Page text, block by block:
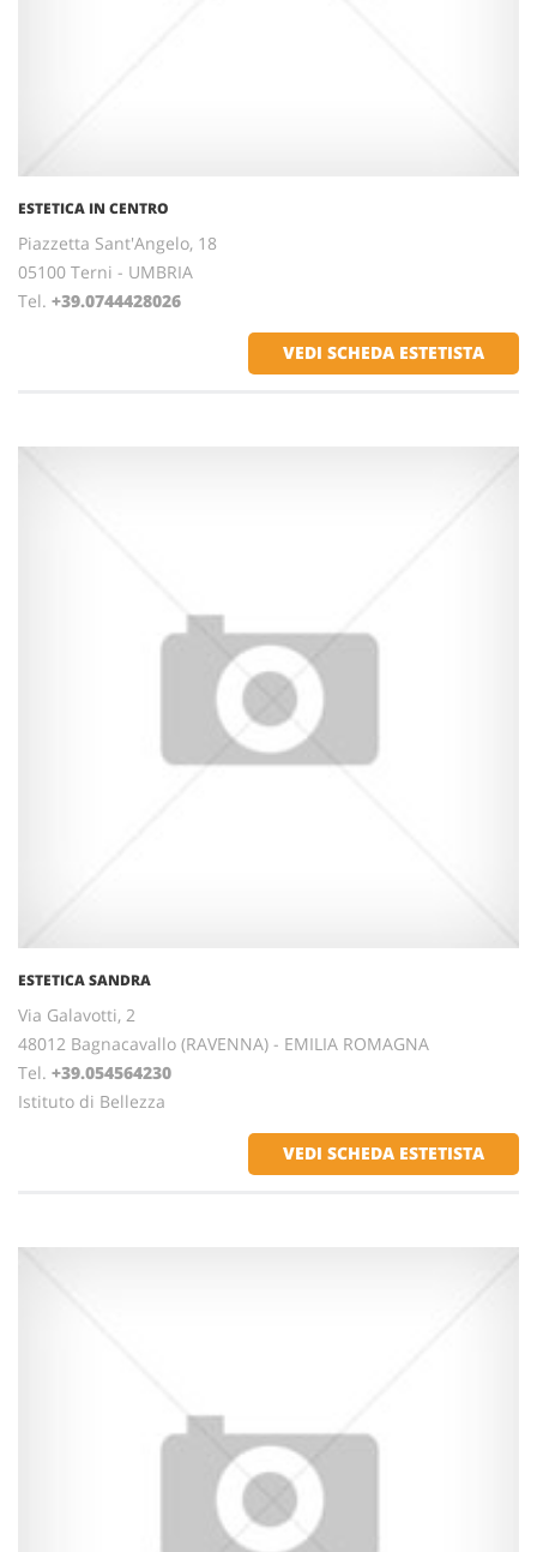
ESTETICA IN CENTRO
Piazzetta Sant'Angelo, 18
05100 Terni - UMBRIA
Tel. +39.0744428026
VEDI SCHEDA ESTETISTA
ESTETICA SANDRA
Via Galavotti, 2
48012 Bagnacavallo (RAVENNA) - EMILIA ROMAGNA
Tel. +39.054564230
Istituto di Bellezza
VEDI SCHEDA ESTETISTA